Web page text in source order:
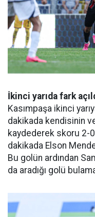
İkinci yarıda fark
Kasımpaşa ikinci
dakikada kendisinin
kaydederek skoru 2-
dakikada Elson
Bu golün ardından
da aradığı golü